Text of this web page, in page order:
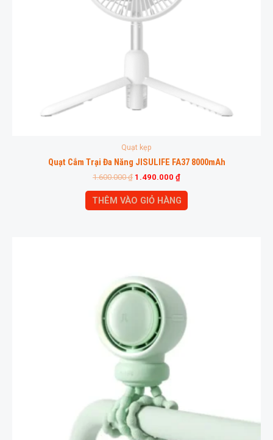
Quạt kẹp
Quạt Cắm Trại Đa Năng JISULIFE FA37 8000mAh
1.600.000₫ 1.490.000 ₫
THÊM VÀO GIỎ HÀNG